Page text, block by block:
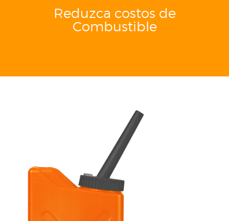
Reduzca costos de
Combustible